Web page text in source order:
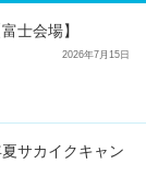
士会場】
2026年7月15日
サカイクキャン